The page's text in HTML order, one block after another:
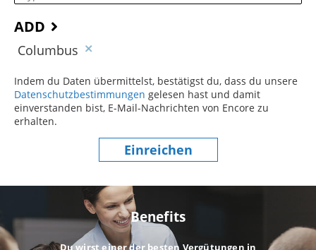
ADD
Columbus
Indem du Daten übermittelst, bestätigst du, dass du unsere
Datenschutzbestimmungen (dieser Inhalt öffnet sich in einem
gelesen hast und damit
einverstanden bist, E-Mail-Nachrichten von Encore zu
erhalten.
Einreichen
Benefits
Du wirst einer der besten Vergütungen in